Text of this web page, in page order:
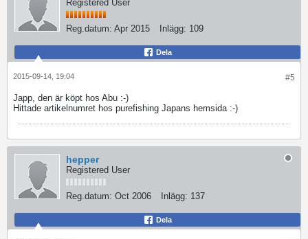
Registered User
Reg.datum: Apr 2015 Inlägg: 109
Dela
#5
2015-09-14, 19:04
Japp, den är köpt hos Abu :-)
Hittade artikelnumret hos purefishing Japans hemsida :-)
hepper
Registered User
Reg.datum: Oct 2006 Inlägg: 137
Dela